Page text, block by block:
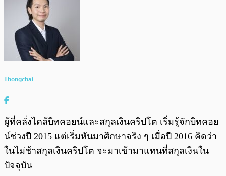
Thongchai
ผู้ที่คลั่งไคล้บิทคอยน์และสกุลเงินคริปโต เริ่มรู้จักบิทคอย
น์ช่วงปี 2015 แต่เริ่มหันมาศึกษาจริง ๆ เมื่อปี 2016 คิดว่า
ในไม่ช้าสกุลเงินคริปโต จะมาเข้ามาแทนที่สกุลเงินใน
ปัจจุบัน